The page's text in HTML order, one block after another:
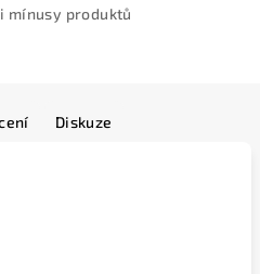
mínusy produktů
Diskuze